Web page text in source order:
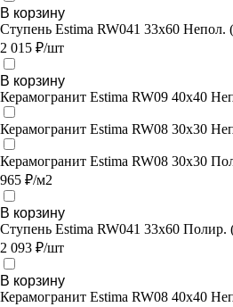
В корзину
Ступень Estima RW041 33x60 Непол.
2 015 ₽/шт
В корзину
Керамогранит Estima RW09 40x40
Керамогранит Estima RW08 30x30
Керамогранит Estima RW08 30x30
965 ₽/м2
В корзину
Ступень Estima RW041 33x60 Полир.
2 093 ₽/шт
В корзину
Керамогранит Estima RW08 40x40